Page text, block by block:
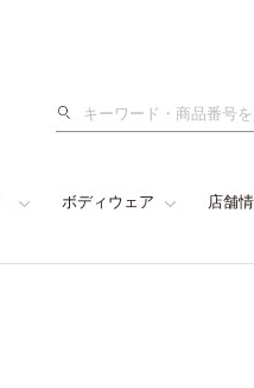
検
ボディウェア 店舗